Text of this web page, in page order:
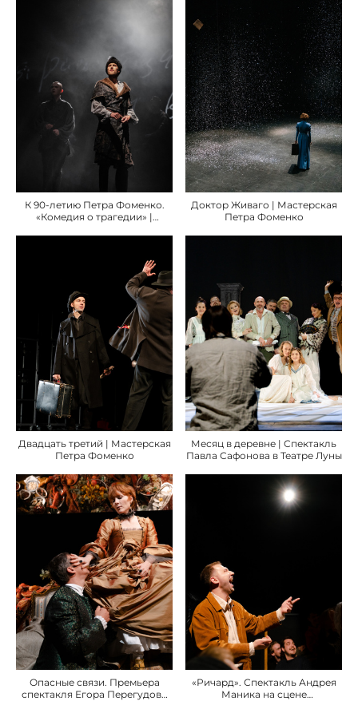
К 90-летию Петра Фоменко.
«Комедия о трагедии» |
Доктор Живаго | Мастерская
Петра Фоменко
Двадцать третий | Мастерская
Петра Фоменко
Месяц в деревне | Спектакль
Павла Сафонова в Театре Луны
Опасные связи. Премьера
спектакля Егора Перегудова
«Ричард». Спектакль Андрея
Маника на сцене